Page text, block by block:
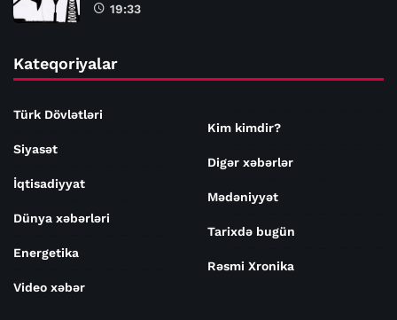
19:33
Kateqoriyalar
Türk Dövlətləri
Siyasət
İqtisadiyyat
Dünya xəbərləri
Energetika
Video xəbər
Kim kimdir?
Digər xəbərlər
Mədəniyyət
Tarixdə bugün
Rəsmi Xronika